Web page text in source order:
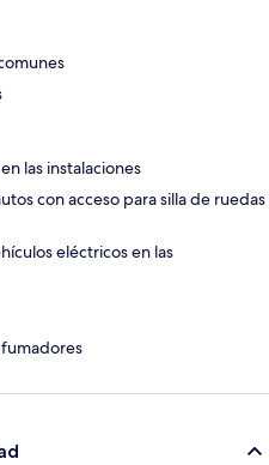
las instalaciones
con acceso para silla de ruedas
eléctricos en las